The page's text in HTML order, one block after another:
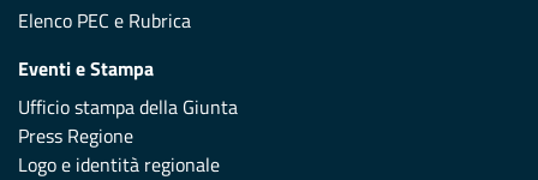
Elenco PEC e Rubrica
Eventi e Stampa
Ufficio stampa della Giunta
Press Regione
Logo e identità regionale